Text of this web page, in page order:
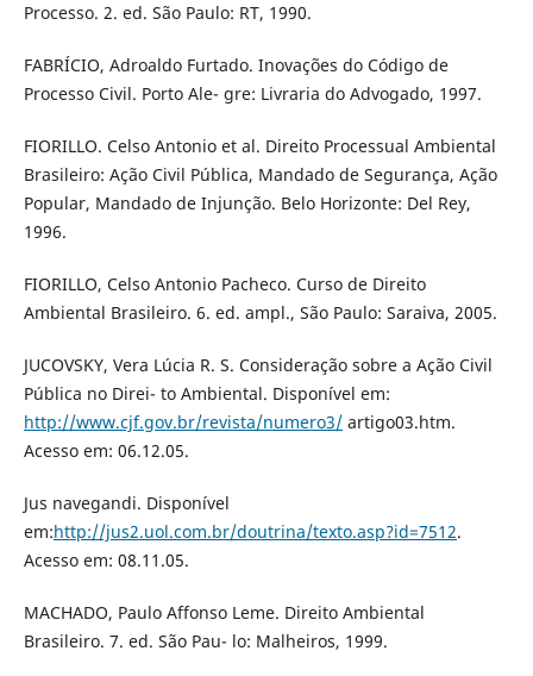
Processo. 2. ed. São Paulo: RT, 1990.
FABRÍCIO, Adroaldo Furtado. Inovações do Código de
Processo Civil. Porto Ale- gre: Livraria do Advogado, 1997.
FIORILLO. Celso Antonio et al. Direito Processual Ambiental
Brasileiro: Ação Civil Pública, Mandado de Segurança, Ação
Popular, Mandado de Injunção. Belo Horizonte: Del Rey,
1996.
FIORILLO, Celso Antonio Pacheco. Curso de Direito
Ambiental Brasileiro. 6. ed. ampl., São Paulo: Saraiva, 2005.
JUCOVSKY, Vera Lúcia R. S. Consideração sobre a Ação Civil
Pública no Direi- to Ambiental. Disponível em:
http://www.cjf.gov.br/revista/numero3/artigo03.htm.
Acesso em: 06.12.05.
Jus navegandi. Disponível
em:http://jus2.uol.com.br/doutrina/texto.asp?id=7512.
Acesso em: 08.11.05.
MACHADO, Paulo Affonso Leme. Direito Ambiental
Brasileiro. 7. ed. São Pau- lo: Malheiros, 1999.